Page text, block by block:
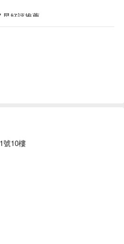
好評推薦。
市、三重空軍一村等景點，步行
方案、柜富旅店休息方案立刻查
號10樓